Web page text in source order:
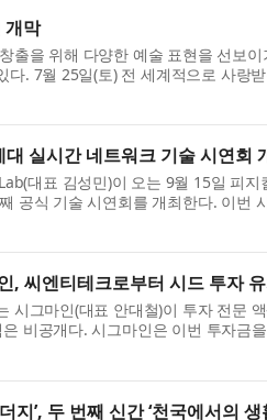
개막
출을 위해 다양한 예술 표현을 선보
다. 7월 25일(토) 전 세계적으로 사랑
실시간 네트워크 기술 시연회
대표 김성민)이 오는 9월 15일 피
공식 기술 시연회를 개최한다. 이번
, 씨엔티테크로부터 시드 투자
시그마인(대표 안대철)이 투자 전문
비공개다. 시그마인은 이번 투자금을
지’, 두 번째 신간 ‘천국에서의